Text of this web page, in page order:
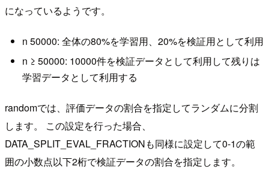
になっているようです。
n 50000: 全体の80%を学習用、20%を検証用として利用
n ≥ 50000: 10000件を検証データとして利用して残りは
学習データとして利用する
randomでは、評価データの割合を指定してランダムに分割
します。 この設定を行った場合、
DATA_SPLIT_EVAL_FRACTIONも同様に設定して0-1の範
囲の小数点以下2桁で検証データの割合を指定します。